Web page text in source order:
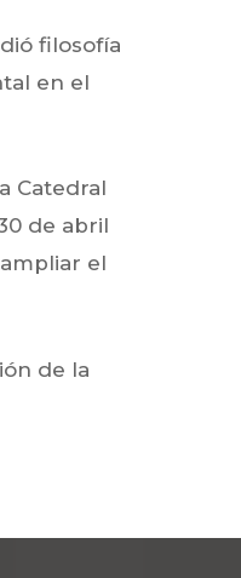
filosofía
en el
Catedral
de abril
el
de la